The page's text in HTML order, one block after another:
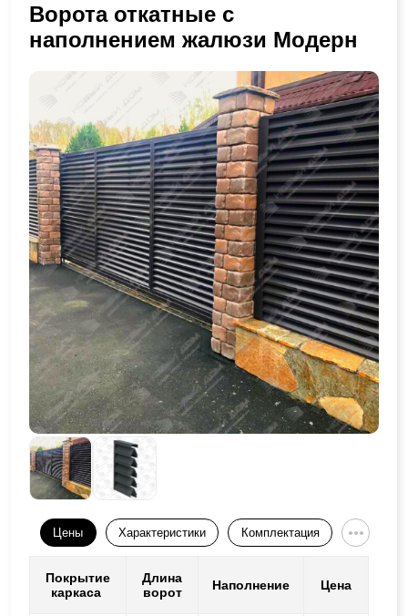
Ворота откатные с
наполнением жалюзи Модерн
Цены Характеристики Комплектация
Покрытие
каркаса
Длина
ворот
Наполнение Цена